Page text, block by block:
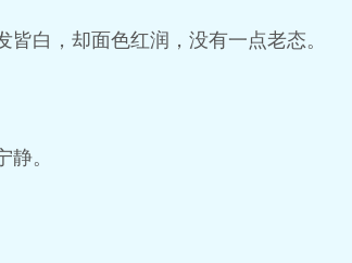
白，却面色红润，没有一点老态。
。